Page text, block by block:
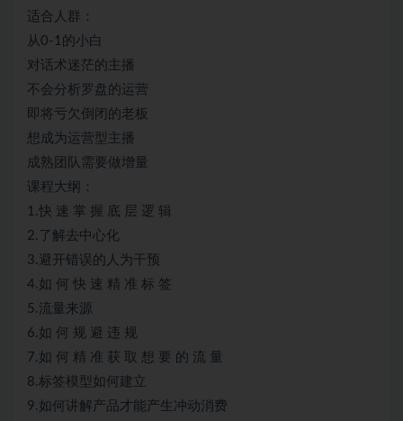
适合人群：
从0-1的小白
对话术迷茫的主播
不会分析罗盘的运营
即将亏欠倒闭的老板
想成为运营型主播
成熟团队需要做增量
课程大纲：
1.快 速 掌 握 底 层 逻 辑
2.了解去中心化
3.避开错误的人为干预
4.如 何 快 速 精 准 标 签
5.流量来源
6.如 何 规 避 违 规
7.如 何 精 准 获 取 想 要 的 流 量
8.标签模型如何建立
9.如何讲解产品才能产生冲动消费